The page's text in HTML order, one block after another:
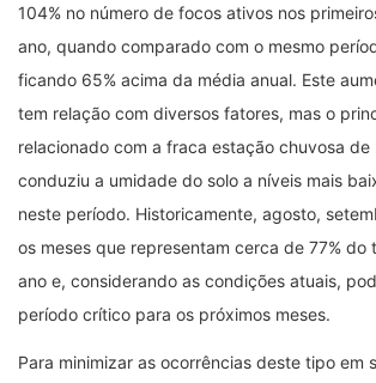
104% no número de focos ativos nos
ano, quando comparado com o mesmo
ficando 65% acima da média anual. Este
tem relação com diversos fatores, mas o
relacionado com a fraca estação chuvosa
conduziu a umidade do solo a níveis mais
neste período. Historicamente, agosto,
os meses que representam cerca de 77% do
ano e, considerando as condições atuais,
período crítico para os próximos meses.
Para minimizar as ocorrências deste tipo em